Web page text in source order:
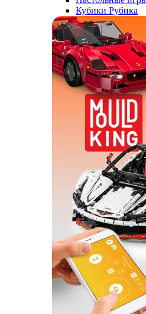
Кубики Рубика